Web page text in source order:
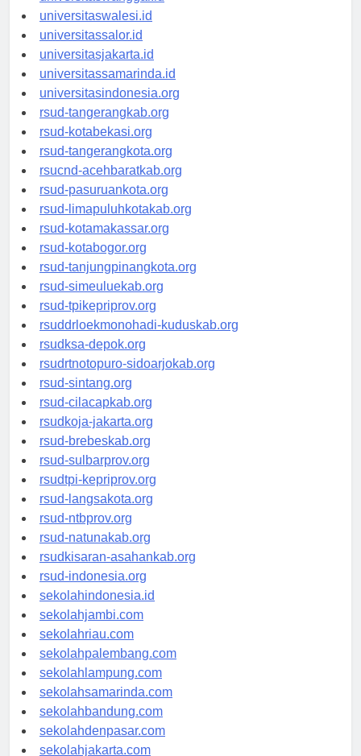
universitaswanggar.id
universitaswalesi.id
universitassalor.id
universitasjakarta.id
universitassamarinda.id
universitasindonesia.org
rsud-tangerangkab.org
rsud-kotabekasi.org
rsud-tangerangkota.org
rsucnd-acehbaratkab.org
rsud-pasuruankota.org
rsud-limapuluhkotakab.org
rsud-kotamakassar.org
rsud-kotabogor.org
rsud-tanjungpinangkota.org
rsud-simeuluekab.org
rsud-tpikepriprov.org
rsuddrloekmonohadi-kuduskab.org
rsudksa-depok.org
rsudrtnotopuro-sidoarjokab.org
rsud-sintang.org
rsud-cilacapkab.org
rsudkoja-jakarta.org
rsud-brebeskab.org
rsud-sulbarprov.org
rsudtpi-kepriprov.org
rsud-langsakota.org
rsud-ntbprov.org
rsud-natunakab.org
rsudkisaran-asahankab.org
rsud-indonesia.org
sekolahindonesia.id
sekolahjambi.com
sekolahriau.com
sekolahpalembang.com
sekolahlampung.com
sekolahsamarinda.com
sekolahbandung.com
sekolahdenpasar.com